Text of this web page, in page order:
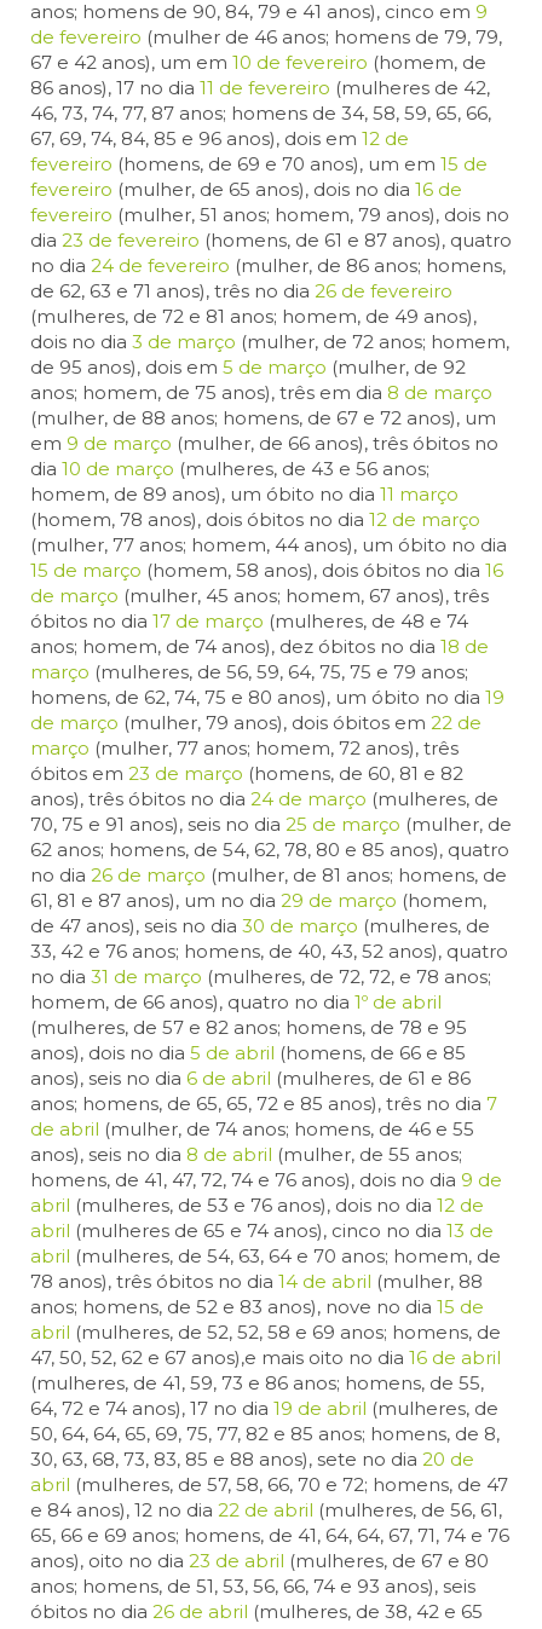
anos; homens de 90, 84, 79 e 41 anos), cinco em 9
de fevereiro (mulher de 46 anos; homens de 79, 79,
67 e 42 anos), um em 10 de fevereiro (homem, de
86 anos), 17 no dia 11 de fevereiro (mulheres de 42,
46, 73, 74, 77, 87 anos; homens de 34, 58, 59, 65, 66,
67, 69, 74, 84, 85 e 96 anos), dois em 12 de
fevereiro (homens, de 69 e 70 anos), um em 15 de
fevereiro (mulher, de 65 anos), dois no dia 16 de
fevereiro (mulher, 51 anos; homem, 79 anos), dois no
dia 23 de fevereiro (homens, de 61 e 87 anos), quatro
no dia 24 de fevereiro (mulher, de 86 anos; homens,
de 62, 63 e 71 anos), três no dia 26 de fevereiro
(mulheres, de 72 e 81 anos; homem, de 49 anos),
dois no dia 3 de março (mulher, de 72 anos; homem,
de 95 anos), dois em 5 de março (mulher, de 92
anos; homem, de 75 anos), três em dia 8 de março
(mulher, de 88 anos; homens, de 67 e 72 anos), um
em 9 de março (mulher, de 66 anos), três óbitos no
dia 10 de março (mulheres, de 43 e 56 anos;
homem, de 89 anos), um óbito no dia 11 março
(homem, 78 anos), dois óbitos no dia 12 de março
(mulher, 77 anos; homem, 44 anos), um óbito no dia
15 de março (homem, 58 anos), dois óbitos no dia 16
de março (mulher, 45 anos; homem, 67 anos), três
óbitos no dia 17 de março (mulheres, de 48 e 74
anos; homem, de 74 anos), dez óbitos no dia 18 de
março (mulheres, de 56, 59, 64, 75, 75 e 79 anos;
homens, de 62, 74, 75 e 80 anos), um óbito no dia 19
de março (mulher, 79 anos), dois óbitos em 22 de
março (mulher, 77 anos; homem, 72 anos), três
óbitos em 23 de março (homens, de 60, 81 e 82
anos), três óbitos no dia 24 de março (mulheres, de
70, 75 e 91 anos), seis no dia 25 de março (mulher, de
62 anos; homens, de 54, 62, 78, 80 e 85 anos), quatro
no dia 26 de março (mulher, de 81 anos; homens, de
61, 81 e 87 anos), um no dia 29 de março (homem,
de 47 anos), seis no dia 30 de março (mulheres, de
33, 42 e 76 anos; homens, de 40, 43, 52 anos), quatro
no dia 31 de março (mulheres, de 72, 72, e 78 anos;
homem, de 66 anos), quatro no dia 1º de abril
(mulheres, de 57 e 82 anos; homens, de 78 e 95
anos), dois no dia 5 de abril (homens, de 66 e 85
anos), seis no dia 6 de abril (mulheres, de 61 e 86
anos; homens, de 65, 65, 72 e 85 anos), três no dia 7
de abril (mulher, de 74 anos; homens, de 46 e 55
anos), seis no dia 8 de abril (mulher, de 55 anos;
homens, de 41, 47, 72, 74 e 76 anos), dois no dia 9 de
abril (mulheres, de 53 e 76 anos), dois no dia 12 de
abril (mulheres de 65 e 74 anos), cinco no dia 13 de
abril (mulheres, de 54, 63, 64 e 70 anos; homem, de
78 anos), três óbitos no dia 14 de abril (mulher, 88
anos; homens, de 52 e 83 anos), nove no dia 15 de
abril (mulheres, de 52, 52, 58 e 69 anos; homens, de
47, 50, 52, 62 e 67 anos),e mais oito no dia 16 de abril
(mulheres, de 41, 59, 73 e 86 anos; homens, de 55,
64, 72 e 74 anos), 17 no dia 19 de abril (mulheres, de
50, 64, 64, 65, 69, 75, 77, 82 e 85 anos; homens, de 8,
30, 63, 68, 73, 83, 85 e 88 anos), sete no dia 20 de
abril (mulheres, de 57, 58, 66, 70 e 72; homens, de 47
e 84 anos), 12 no dia 22 de abril (mulheres, de 56, 61,
65, 66 e 69 anos; homens, de 41, 64, 64, 67, 71, 74 e 76
anos), oito no dia 23 de abril (mulheres, de 67 e 80
anos; homens, de 51, 53, 56, 66, 74 e 93 anos), seis
óbitos no dia 26 de abril (mulheres, de 38, 42 e 65